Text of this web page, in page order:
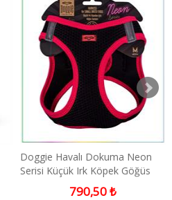
Doggie Havalı Dokuma Neon
Serisi Küçük Irk Köpek Göğüs
Tasması Pembe M 38-44cm
790,50 ₺